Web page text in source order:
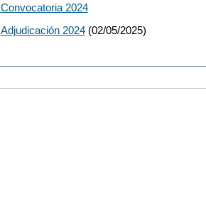
Convocatoria 2024
Adjudicación 2024(02/05/2025)